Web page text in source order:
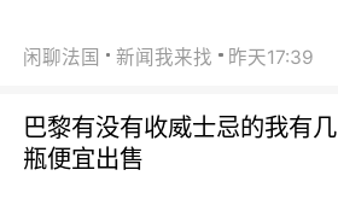
闲聊法国 新闻我来找 昨天17:39
巴黎有没有收威士忌的我有几
瓶便宜出售